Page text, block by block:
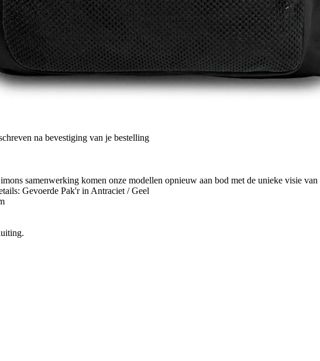
na bevestiging van je bestelling
samenwerking komen onze modellen opnieuw aan bod met de unieke visie
Gevoerde Pak'r in Antraciet / Geel